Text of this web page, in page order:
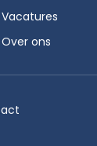
Vacatures
Over ons